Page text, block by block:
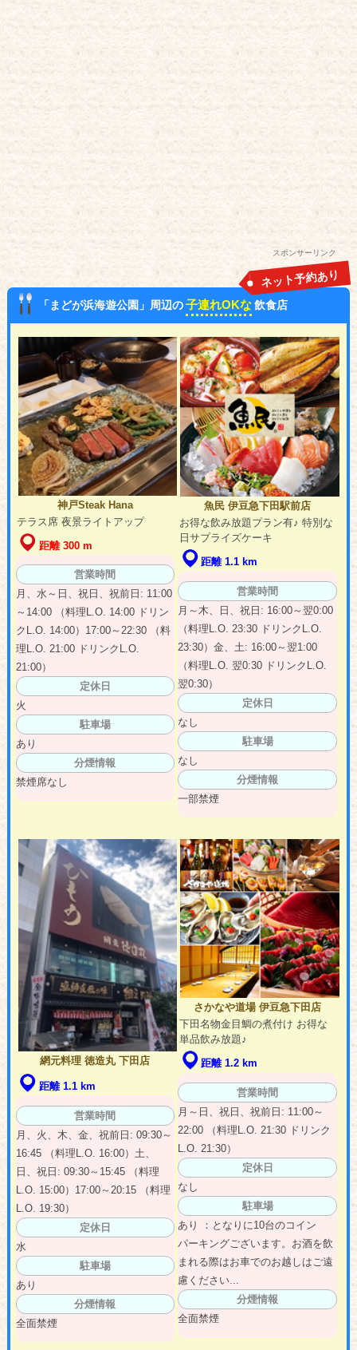
スポンサーリンク
「まどが浜海遊公園」周辺の子連れOKな 飲食店
ネット予約あり
神戸Steak Hana
テラス席 夜景ライトアップ
距離 300 m
営業時間
月、水～日、祝日、祝前日: 11:00
～14:00 （料理L.O. 14:00 ドリン
クL.O. 14:00）17:00～22:30 （料
理L.O. 21:00 ドリンクL.O.
21:00）
定休日
火
駐車場
あり
分煙情報
禁煙席なし
魚民 伊豆急下田駅前店
お得な飲み放題プラン有♪ 特別な
日サプライズケーキ
距離 1.1 km
営業時間
月～木、日、祝日: 16:00～翌0:00
（料理L.O. 23:30 ドリンクL.O.
23:30）金、土: 16:00～翌1:00
（料理L.O. 翌0:30 ドリンクL.O.
翌0:30）
定休日
なし
駐車場
なし
分煙情報
一部禁煙
網元料理 徳造丸 下田店
距離 1.1 km
営業時間
月、火、木、金、祝前日: 09:30～
16:45 （料理L.O. 16:00）土、
日、祝日: 09:30～15:45 （料理
L.O. 15:00）17:00～20:15 （料理
L.O. 19:30）
定休日
水
駐車場
あり
分煙情報
全面禁煙
さかなや道場 伊豆急下田店
下田名物金目鯛の煮付け お得な
単品飲み放題♪
距離 1.2 km
営業時間
月～日、祝日、祝前日: 11:00～
22:00 （料理L.O. 21:30 ドリンク
L.O. 21:30）
定休日
なし
駐車場
あり ：となりに10台のコイン
パーキングございます。お酒を飲
まれる際はお車でのお越しはご遠
慮ください...
分煙情報
全面禁煙